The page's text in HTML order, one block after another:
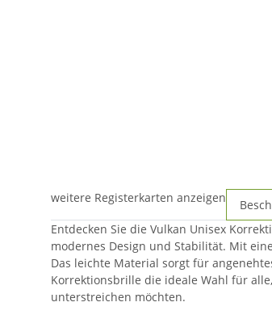
weitere Registerkarten anzeigen
Entdecken Sie die Vulkan Unisex
modernes Design und Stabilität. Mit
Das leichte Material sorgt für
Korrektionsbrille die ideale Wahl für
unterstreichen möchten.